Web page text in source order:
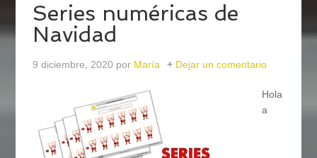
Series numéricas de
Navidad
9 diciembre, 2020 por María Dejar un comentario
Hola
a